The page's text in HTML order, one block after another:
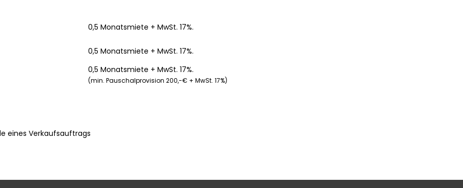
0,5 Monatsmiete + MwSt. 17%.
0,5 Monatsmiete + MwSt. 17%.
0,5 Monatsmiete + MwSt. 17%.
(min. Pauschalprovision 200,-€ + MwSt. 17%)
eines Verkaufsauftrags